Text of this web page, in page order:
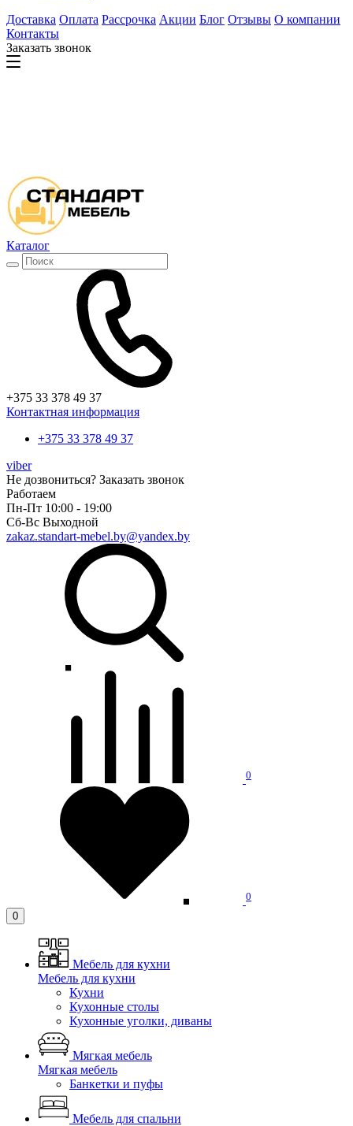
Доставка Оплата Рассрочка Акции Блог Отзывы О компании
Контакты
Заказать звонок
Каталог
+375 33 378 49 37
Контактная информация
+375 33 378 49 37
viber
Не дозвониться? Заказать звонок
Работаем
Пн-Пт 10:00 - 19:00
Сб-Вс Выходной
zakaz.standart-mebel.by@yandex.by
0
0
0
Мебель для кухни
Мебель для кухни
Кухни
Кухонные столы
Кухонные уголки, диваны
Мягкая мебель
Мягкая мебель
Банкетки и пуфы
Мебель для спальни